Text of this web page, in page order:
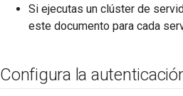
Si ejecutas un clúster de
este documento para cada
Configura la